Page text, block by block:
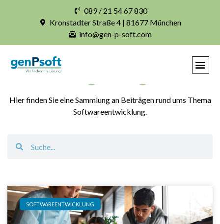
089 / 21 54 67 830
Kronstadter Straße 4 | 81677 München
info@gen-p-soft.com
Hier finden Sie eine Sammlung an Beiträgen rund ums Thema
Softwareentwicklung.
SOFTWAREENTWICKLUNG